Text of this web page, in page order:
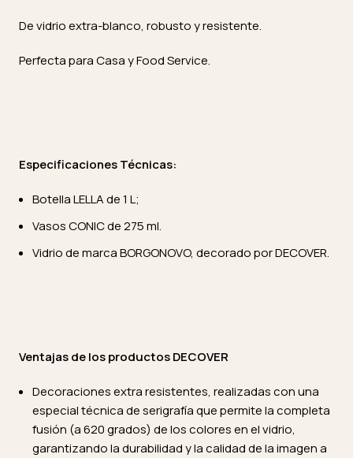
De vidrio extra-blanco, robusto y resistente.
Perfecta para Casa y Food Service.
Especificaciones Técnicas:
Botella LELLA de 1 L;
Vasos CONIC de 275 ml.
Vidrio de marca BORGONOVO, decorado por DECOVER.
Ventajas de los productos DECOVER
Decoraciones extra resistentes, realizadas con una
especial técnica de serigrafía que permite la completa
fusión (a 620 grados) de los colores en el vidrio,
garantizando la durabilidad y la calidad de la imagen a